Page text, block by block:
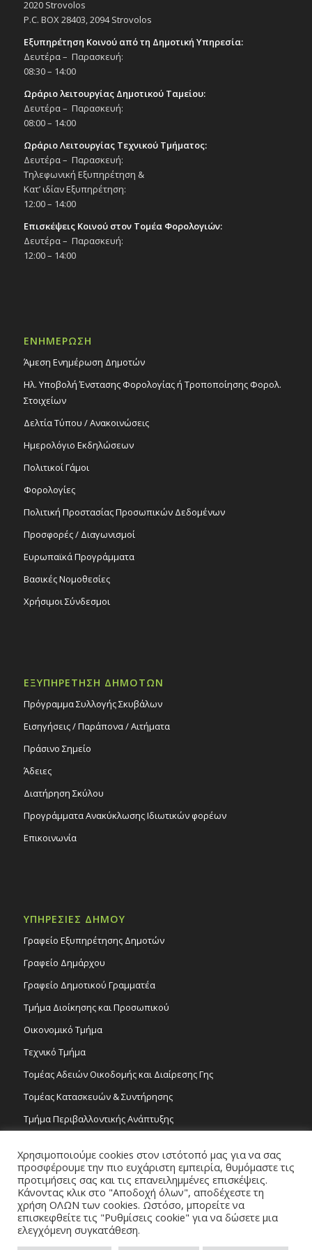
Πολιτιστικό Κέντρο Στροβόλου
ΝΟΕ
22
Vartan Tashdjian Book Launch | Exhibition
16:00-20:00
Εκδηλώσεις Άλλων Φορέων
Πολιτιστικό Κέντρο Στροβόλου
ΝΟΕ
23
Vartan Tashdjian Book Launch | Exhibition
Duration 22 – 23/11/24, 10:00-13:00 & 16:00-
20:00
10:00-13:00
ΝΟΕ
23
Δημοτικό Μέγαρο Στροβόλου
23
Vartan Tashdjian Book Launch | Exhibition
Εκδηλώσεις Άλλων Φορέων
Πολιτιστικό Κέντρο Στροβόλου
24
Εκδηλώσεις στο Δημοτικό Θέατρο
2020 Strovolos
P.C. BOX 28403, 2094 Strovolos
Εξυπηρέτηση Κοινού από τη Δημοτική Υπηρεσία:
Δευτέρα – Παρασκευή:
08:30 – 14:00
Ωράριο λειτουργίας Δημοτικού Ταμείου:
Δευτέρα – Παρασκευή:
08:00 – 14:00
Ωράριο Λειτουργίας Τεχνικού Τμήματος:
Δευτέρα – Παρασκευή:
Τηλεφωνική Εξυπηρέτηση &
Κατ’ ιδίαν Εξυπηρέτηση:
12:00 – 14:00
Επισκέψεις Κοινού στον Τομέα Φορολογιών:
Δευτέρα – Παρασκευή:
12:00 – 14:00
ΕΝΗΜΕΡΩΣΗ
Άμεση Ενημέρωση Δημοτών
Ηλ. Υποβολή Ένστασης Φορολογίας ή Τροποποίησης Φορολ.
Στοιχείων
Δελτία Τύπου / Ανακοινώσεις
Ημερολόγιο Εκδηλώσεων
Πολιτικοί Γάμοι
Φορολογίες
Πολιτική Προστασίας Προσωπικών Δεδομένων
Προσφορές / Διαγωνισμοί
Ευρωπαϊκά Προγράμματα
Βασικές Νομοθεσίες
Χρήσιμοι Σύνδεσμοι
ΕΞΥΠΗΡΕΤΗΣΗ ΔΗΜΟΤΩΝ
Πρόγραμμα Συλλογής Σκυβάλων
Εισηγήσεις / Παράπονα / Αιτήματα
Πράσινο Σημείο
Άδειες
Διατήρηση Σκύλου
Προγράμματα Ανακύκλωσης Ιδιωτικών φορέων
Επικοινωνία
ΥΠΗΡΕΣΙΕΣ ΔΗΜΟΥ
Γραφείο Εξυπηρέτησης Δημοτών
Γραφείο Δημάρχου
Γραφείο Δημοτικού Γραμματέα
Τμήμα Διοίκησης και Προσωπικού
Οικονομικό Τμήμα
Τεχνικό Τμήμα
Τομέας Αδειών Οικοδομής και Διαίρεσης Γης
Τομέας Κατασκευών & Συντήρησης
Τμήμα Περιβαλλοντικής Ανάπτυξης
Τομέας Γραμμάτων και Τεχνών
Τροχονομία
Χρησιμοποιούμε cookies στον ιστότοπό μας για να σας
προσφέρουμε την πιο ευχάριστη εμπειρία, θυμόμαστε τις
προτιμήσεις σας και τις επανειλημμένες επισκέψεις.
Κάνοντας κλικ στο "Αποδοχή όλων", αποδέχεστε τη
χρήση ΟΛΩΝ των cookies. Ωστόσο, μπορείτε να
επισκεφθείτε τις "Ρυθμίσεις cookie" για να δώσετε μια
ελεγχόμενη συγκατάθεση.